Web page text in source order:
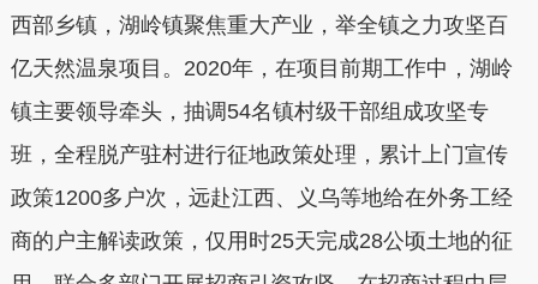
西部乡镇，湖岭镇聚焦重大产业，举全镇之力攻坚百
亿天然温泉项目。2020年，在项目前期工作中，湖岭
镇主要领导牵头，抽调54名镇村级干部组成攻坚专
班，全程脱产驻村进行征地政策处理，累计上门宣传
政策1200多户次，远赴江西、义乌等地给在外务工经
商的户主解读政策，仅用时25天完成28公顷土地的征